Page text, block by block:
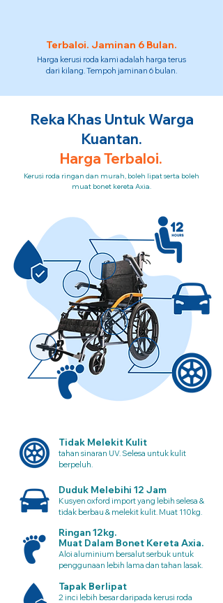
Terbaloi. Jaminan 6 Bulan.
Harga kerusi roda kami adalah harga terus
dari kilang. Tempoh jaminan 6 bulan.
Reka Khas Untuk Warga
Kuantan.
Harga Terbaloi.
Kerusi roda ringan dan murah, boleh lipat serta boleh
muat bonet kereta Axia.
Tidak Melekit Kulit
tahan sinaran UV. Selesa untuk kulit
berpeluh.
Duduk Melebihi 12 Jam
Kusyen oxford import yang lebih selesa &
tidak berbau & melekit kulit. Muat 110kg.
Ringan 12kg.
Muat Dalam Bonet Kereta Axia.
Aloi aluminium bersalut serbuk untuk
penggunaan lebih lama dan tahan lasak.
Tapak Berlipat
2 inci lebih besar daripada kerusi roda